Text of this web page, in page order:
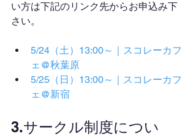
い方は下記のリンク先からお申込み下
さい。
5/24（土）13:00～｜スコレーカフ
ェ@秋葉原
5/25（日）13:00～｜スコレーカフ
ェ@新宿
3.サークル制度につい